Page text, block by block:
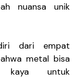
nuansa unik
dari empat
metal bisa
kaya untuk